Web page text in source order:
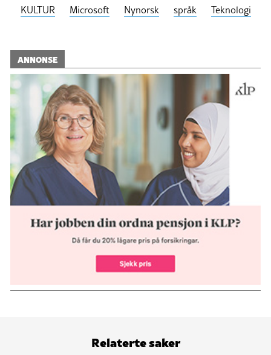
KULTUR Microsoft Nynorsk språk Teknologi
ANNONSE
Relaterte saker